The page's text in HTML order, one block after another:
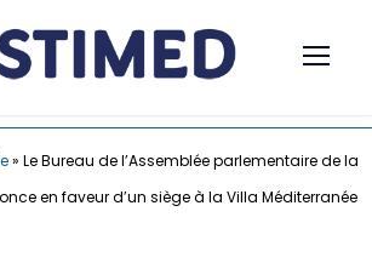
» Le Bureau de l’Assemblée parlementaire de la
en faveur d’un siège à la Villa Méditerranée